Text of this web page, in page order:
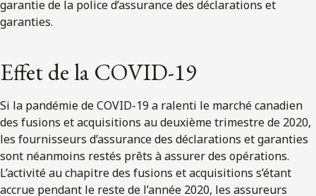
garantie de la police d’assurance des déclarations et
garanties.
Effet de la COVID-19
Si la pandémie de COVID-19 a ralenti le marché canadien
des fusions et acquisitions au deuxième trimestre de 2020,
les fournisseurs d’assurance des déclarations et garanties
sont néanmoins restés prêts à assurer des opérations.
L’activité au chapitre des fusions et acquisitions s’étant
accrue pendant le reste de l’année 2020, les assureurs